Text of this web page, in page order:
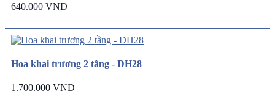
640.000 VND
Hoa khai trương 2 tầng - DH28
1.700.000 VND